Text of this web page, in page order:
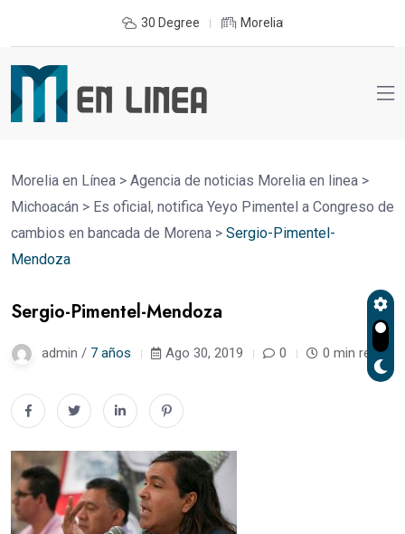
30 Degree Morelia
Morelia en Línea > Agencia de noticias Morelia en linea >
Michoacán > Es oficial, notifica Yeyo Pimentel a Congreso de
cambios en bancada de Morena > Sergio-Pimentel-
Mendoza
Sergio-Pimentel-Mendoza
admin / 7 años Ago 30, 2019 0 0 min read